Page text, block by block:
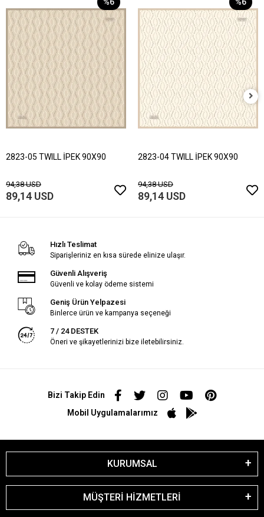
2823-05 TWILL İPEK 90X90
94,38 USD
89,14 USD
2823-04 TWILL İPEK 90X90
94,38 USD
89,14 USD
Hızlı Teslimat
Siparişleriniz en kısa sürede elinize ulaşır.
Güvenli Alışveriş
Güvenli ve kolay ödeme sistemi
Geniş Ürün Yelpazesi
Binlerce ürün ve kampanya seçeneği
7 / 24 DESTEK
Öneri ve şikayetlerinizi bize iletebilirsiniz.
Bizi Takip Edin
Mobil Uygulamalarımız
KURUMSAL
MÜŞTERİ HİZMETLERİ